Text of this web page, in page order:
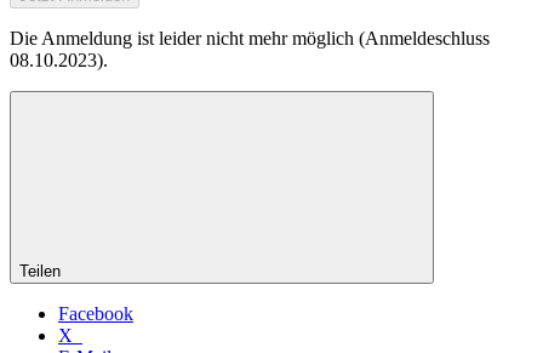
Die Anmeldung ist leider nicht mehr möglich (Anmeldeschluss
08.10.2023).
Teilen
Facebook
X